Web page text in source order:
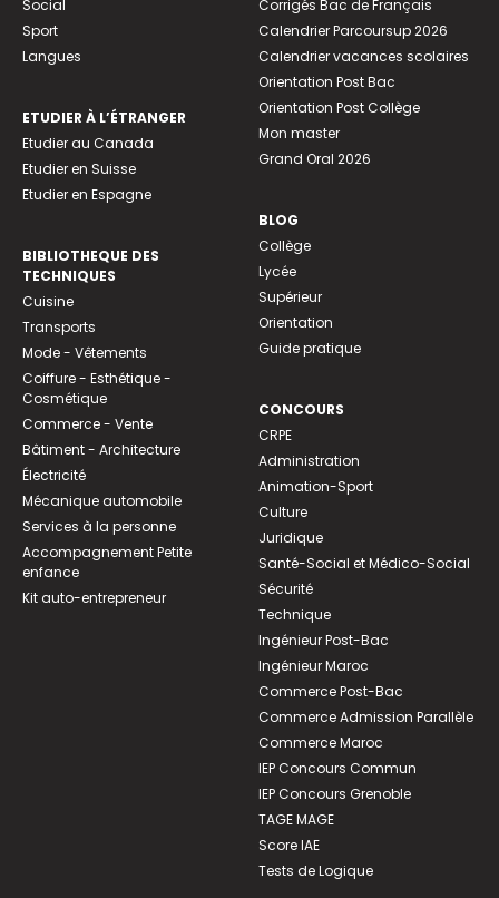
Social
Sport
Langues
ETUDIER À L’ÉTRANGER
Etudier au Canada
Etudier en Suisse
Etudier en Espagne
BIBLIOTHEQUE DES
TECHNIQUES
Cuisine
Transports
Mode - Vêtements
Coiffure - Esthétique -
Cosmétique
Commerce - Vente
Bâtiment - Architecture
Électricité
Mécanique automobile
Services à la personne
Accompagnement Petite
enfance
Kit auto-entrepreneur
Corrigés Bac de Français
Calendrier Parcoursup 2026
Calendrier vacances scolaires
Orientation Post Bac
Orientation Post Collège
Mon master
Grand Oral 2026
BLOG
Collège
Lycée
Supérieur
Orientation
Guide pratique
CONCOURS
CRPE
Administration
Animation-Sport
Culture
Juridique
Santé-Social et Médico-Social
Sécurité
Technique
Ingénieur Post-Bac
Ingénieur Maroc
Commerce Post-Bac
Commerce Admission Parallèle
Commerce Maroc
IEP Concours Commun
IEP Concours Grenoble
TAGE MAGE
Score IAE
Tests de Logique